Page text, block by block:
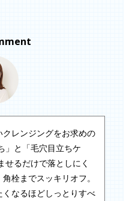
レンジングをお求めの
」と「毛穴目立ちケ
せるだけで落としにく
栓までスッキリオフ。
なるほどしっとりすべ